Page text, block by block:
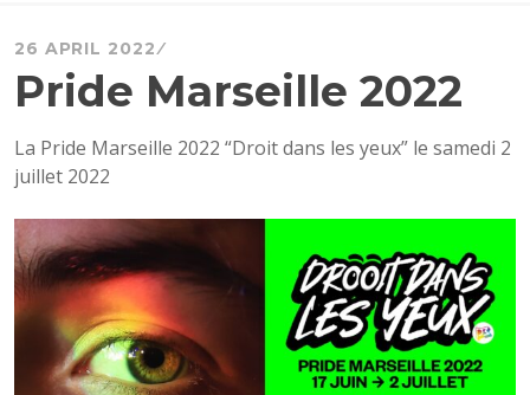
26 APRIL 2022
Pride Marseille 2022
La Pride Marseille 2022 “Droit dans les yeux” le samedi 2
juillet 2022